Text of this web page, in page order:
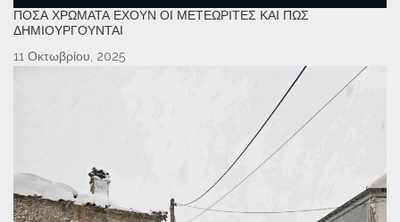
ΠΌΣΑ ΧΡΏΜΑΤΑ ΈΧΟΥΝ ΟΙ ΜΕΤΕΩΡΊΤΕΣ ΚΑΙ ΠΏΣ
ΔΗΜΙΟΥΡΓΟΎΝΤΑΙ
11 Οκτωβρίου, 2025